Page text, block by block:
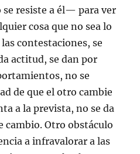
resiste a él— para ver
cosa que no sea lo
contestaciones, se
actitud, se dan por
no se
de que el otro cambie
a la prevista, no se da
cambio. Otro obstáculo
a infravalorar a las